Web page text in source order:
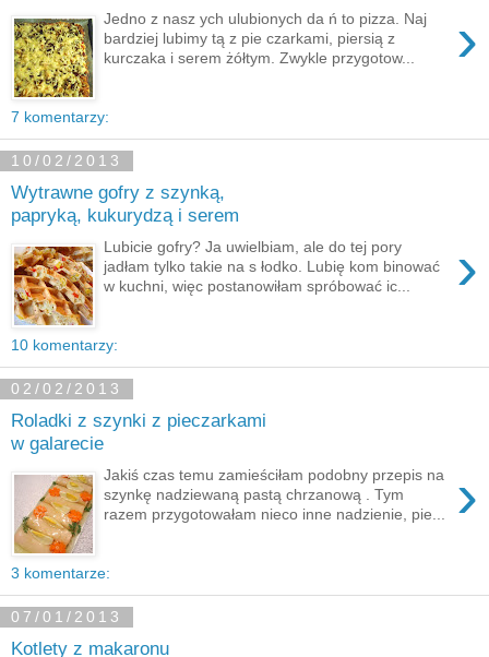
›
Jedno z nasz ych ulubionych da ń to pizza. Naj
bardziej lubimy tą z pie czarkami, piersią z
kurczaka i serem żółtym. Zwykle przygotow...
7 komentarzy:
10/02/2013
Wytrawne gofry z szynką,
papryką, kukurydzą i serem
›
Lubicie gofry? Ja uwielbiam, ale do tej pory
jadłam tylko takie na s łodko. Lubię kom binować
w kuchni, więc postanowiłam spróbować ic...
10 komentarzy:
02/02/2013
Roladki z szynki z pieczarkami
w galarecie
›
Jakiś czas temu zamieściłam podobny przepis na
szynkę nadziewaną pastą chrzanową . Tym
razem przygotowałam nieco inne nadzienie, pie...
3 komentarze:
07/01/2013
Kotlety z makaronu